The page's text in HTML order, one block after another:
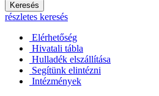
Keresés
részletes keresés
Elérhetőség
Hivatali tábla
Hulladék elszállítása
Segítünk elintézni
Intézmények